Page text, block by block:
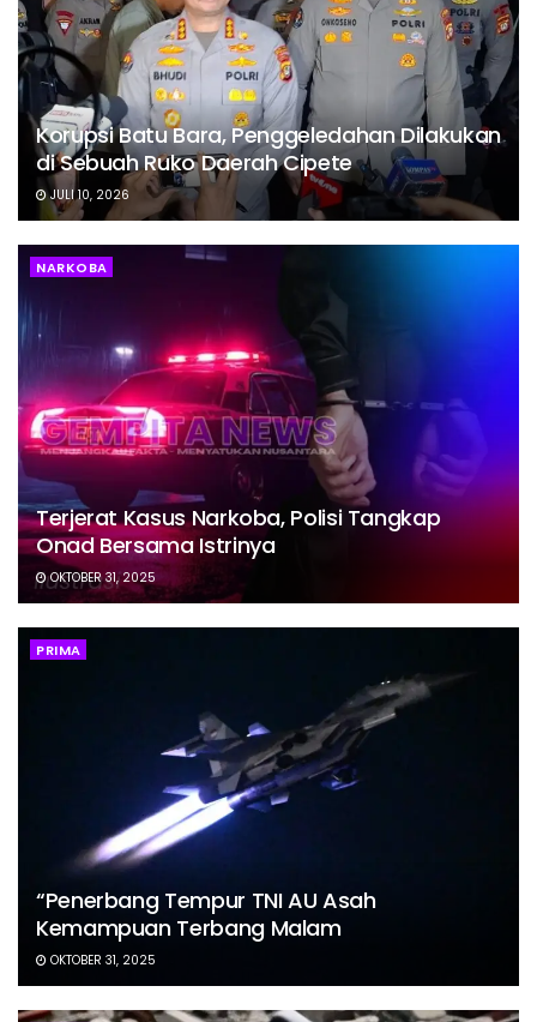
Korupsi Batu Bara, Penggeledahan Dilakukan
di Sebuah Ruko Daerah Cipete
JULI 10, 2026
NARKOBA
Terjerat Kasus Narkoba, Polisi Tangkap
Onad Bersama Istrinya
OKTOBER 31, 2025
PRIMA
“Penerbang Tempur TNI AU Asah
Kemampuan Terbang Malam
OKTOBER 31, 2025